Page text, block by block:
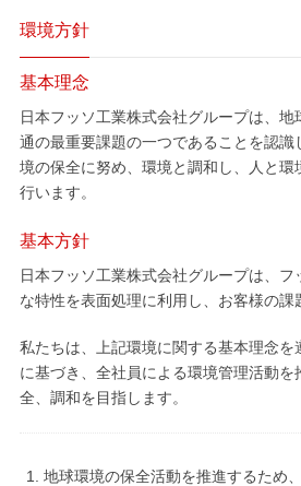
環境方針
基本理念
日本フッソ工業株式会社グループは、
通の最重要課題の一つであることを認識
境の保全に努め、環境と調和し、人と環
行います。
基本方針
日本フッソ工業株式会社グループは、フ
な特性を表面処理に利用し、お客様の課
私たちは、上記環境に関する基本理念
に基づき、全社員による環境管理活動を
全、調和を目指します。
地球環境の保全活動を推進するため